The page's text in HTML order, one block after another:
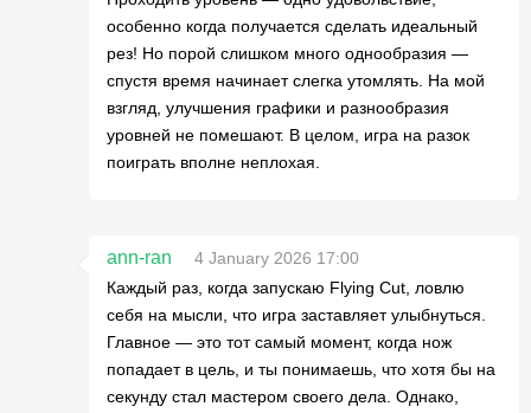
особенно когда получается сделать идеальный
рез! Но порой слишком много однообразия —
спустя время начинает слегка утомлять. На мой
взгляд, улучшения графики и разнообразия
уровней не помешают. В целом, игра на разок
поиграть вполне неплохая.
ann-ran
4 January 2026 17:00
Каждый раз, когда запускаю Flying Cut, ловлю
себя на мысли, что игра заставляет улыбнуться.
Главное — это тот самый момент, когда нож
попадает в цель, и ты понимаешь, что хотя бы на
секунду стал мастером своего дела. Однако,